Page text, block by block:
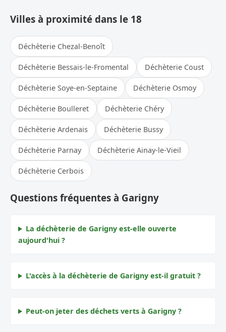
Villes à proximité dans le 18
Déchèterie Chezal-Benoît
Déchèterie Bessais-le-Fromental Déchèterie Coust
Déchèterie Soye-en-Septaine Déchèterie Osmoy
Déchèterie Boulleret Déchèterie Chéry
Déchèterie Ardenais Déchèterie Bussy
Déchèterie Parnay Déchèterie Ainay-le-Vieil
Déchèterie Cerbois
Questions fréquentes à Garigny
La déchèterie de Garigny est-elle ouverte
aujourd'hui ?
L'accès à la déchèterie de Garigny est-il gratuit ?
Peut-on jeter des déchets verts à Garigny ?